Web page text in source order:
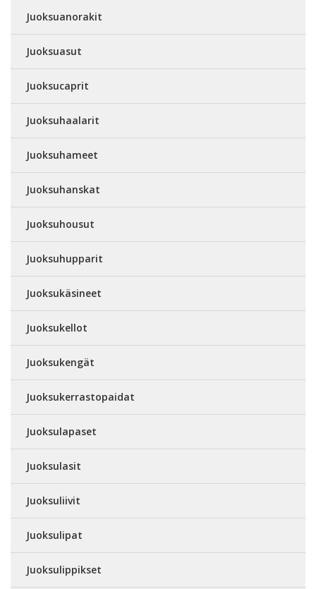
Juoksuanorakit
Juoksuasut
Juoksucaprit
Juoksuhaalarit
Juoksuhameet
Juoksuhanskat
Juoksuhousut
Juoksuhupparit
Juoksukäsineet
Juoksukellot
Juoksukengät
Juoksukerrastopaidat
Juoksulapaset
Juoksulasit
Juoksuliivit
Juoksulipat
Juoksulippikset